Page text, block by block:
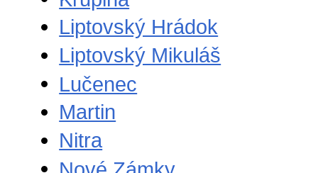
Liptovský Hrádok
Liptovský Mikuláš
Lučenec
Martin
Nitra